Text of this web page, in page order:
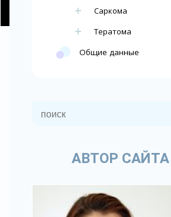
Саркома
Тератома
Общие данные
АВТОР САЙТА